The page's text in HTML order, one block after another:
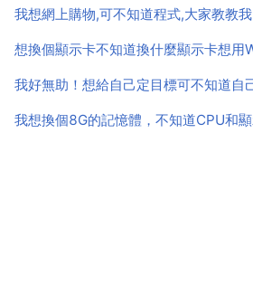
我想網上購物,可不知道程式,大家教教我